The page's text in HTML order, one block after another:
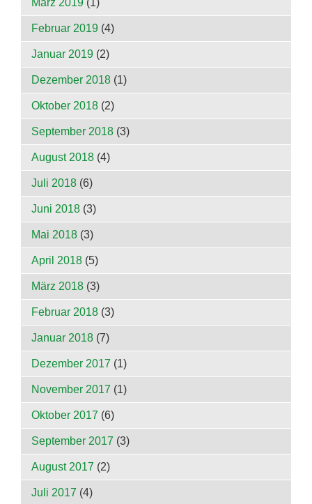
März 2019 (1)
Februar 2019 (4)
Januar 2019 (2)
Dezember 2018 (1)
Oktober 2018 (2)
September 2018 (3)
August 2018 (4)
Juli 2018 (6)
Juni 2018 (3)
Mai 2018 (3)
April 2018 (5)
März 2018 (3)
Februar 2018 (3)
Januar 2018 (7)
Dezember 2017 (1)
November 2017 (1)
Oktober 2017 (6)
September 2017 (3)
August 2017 (2)
Juli 2017 (4)